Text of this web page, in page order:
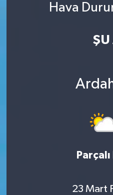
Hava
ŞU
23 Mart
Tüm Manşetler
Son Dakika Haberleri